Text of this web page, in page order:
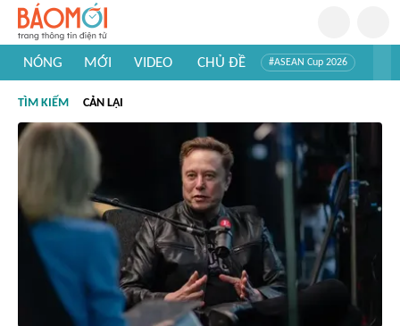
NÓNG MỚI VIDEO CHỦ ĐỀ #ASEAN Cup 2026
#Khám phá thế giới
TÌM KIẾM CẢN LẠI